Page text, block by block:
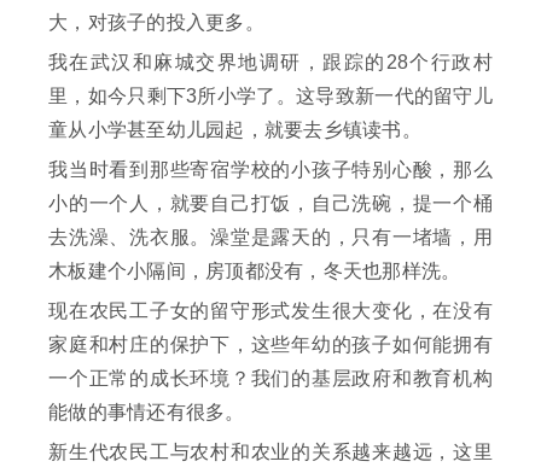
大，对孩子的投入更多。
我在武汉和麻城交界地调研，跟踪的28个行政村
里，如今只剩下3所小学了。这导致新一代的留守儿
童从小学甚至幼儿园起，就要去乡镇读书。
我当时看到那些寄宿学校的小孩子特别心酸，那么
小的一个人，就要自己打饭，自己洗碗，提一个桶
去洗澡、洗衣服。澡堂是露天的，只有一堵墙，用
木板建个小隔间，房顶都没有，冬天也那样洗。
现在农民工子女的留守形式发生很大变化，在没有
家庭和村庄的保护下，这些年幼的孩子如何能拥有
一个正常的成长环境？我们的基层政府和教育机构
能做的事情还有很多。
新生代农民工与农村和农业的关系越来越远，这里